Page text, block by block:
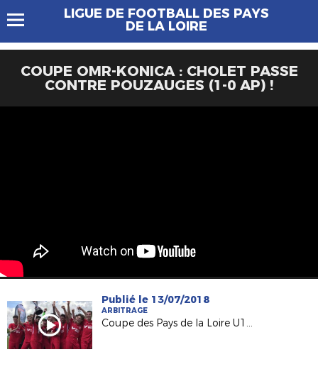
LIGUE DE FOOTBALL DES PAYS
DE LA LOIRE
COUPE OMR-KONICA : CHOLET PASSE
CONTRE POUZAUGES (1-0 AP) !
Publié le 13/07/2018
ARBITRAGE
Coupe des Pays de la Loire U19 : le trophée pour l'USSA Vertou !